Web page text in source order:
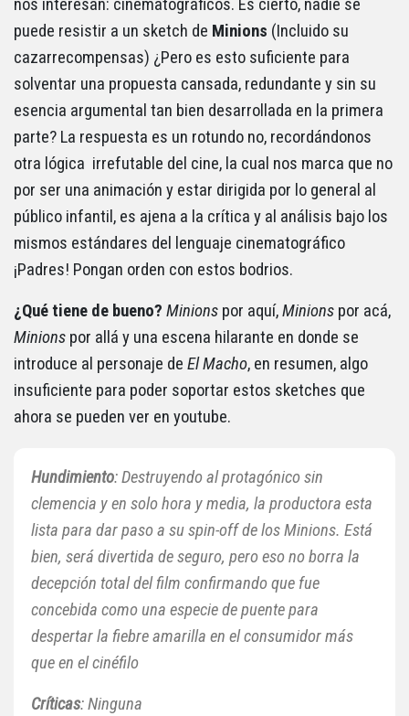
nos interesan: cinematográficos. Es cierto, nadie se
puede resistir a un sketch de Minions (Incluido su
cazarrecompensas) ¿Pero es esto suficiente para
solventar una propuesta cansada, redundante y sin su
esencia argumental tan bien desarrollada en la primera
parte? La respuesta es un rotundo no, recordándonos
otra lógica irrefutable del cine, la cual nos marca que no
por ser una animación y estar dirigida por lo general al
público infantil, es ajena a la crítica y al análisis bajo los
mismos estándares del lenguaje cinematográfico
¡Padres! Pongan orden con estos bodrios.
¿Qué tiene de bueno? Minions por aquí,Minions por acá,
Minions por allá y una escena hilarante en donde se
introduce al personaje de El Macho, en resumen, algo
insuficiente para poder soportar estos sketches que
ahora se pueden ver en youtube.
Hundimiento: Destruyendo al protagónico sin
clemencia y en solo hora y media, la productora esta
lista para dar paso a su spin-off de losMinions. Está
bien, será divertida de seguro, pero eso no borra la
decepción total del film confirmando que fue
concebida como una especie de puente para
despertar la fiebre amarilla en el consumidor más
que en el cinéfilo
Críticas: Ninguna